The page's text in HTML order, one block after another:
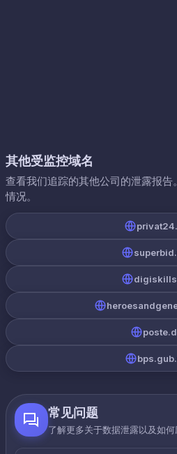
其他受监控域名
查看我们追踪的其他公司的泄露报
情况。
常见问题
了解更多关于数据泄露以及如何